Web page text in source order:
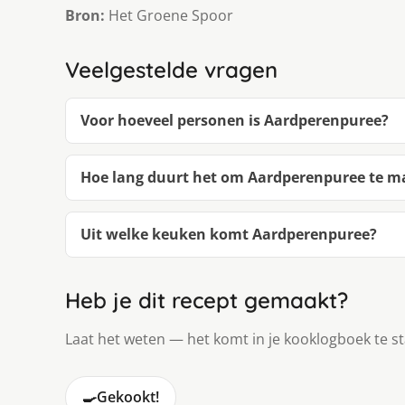
Bron: Het Groene Spoor
Veelgestelde vragen
Voor hoeveel personen is Aardperenpuree?
Hoe lang duurt het om Aardperenpuree te
Uit welke keuken komt Aardperenpuree?
Heb je dit recept gemaakt?
Laat het weten — het komt in je kooklogboek te
🍳Gekookt!